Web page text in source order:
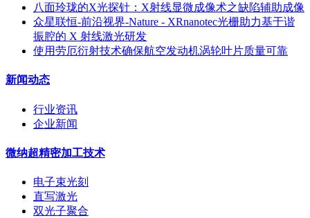
八面玲珑的X光探针：X射线显微成像术之缺陷辅助成像
众星联恒-前沿视界-Nature - XRnanotec光栅助力基于谐
振腔的 X 射线激光研发
使用劳厄衍射技术确保航空发动机涡轮叶片质量可靠
新闻动态
行业资讯
企业新闻
微纳超精密加工技术
电子束光刻
直写激光
双光子聚合